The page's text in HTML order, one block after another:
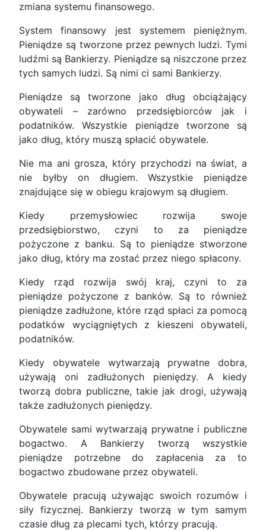
zmiana systemu finansowego.
System finansowy jest systemem pieniężnym.
Pieniądze są tworzone przez pewnych ludzi. Tymi
ludźmi są Bankierzy. Pieniądze są niszczone przez
tych samych ludzi. Są nimi ci sami Bankierzy.
Pieniądze są tworzone jako dług obciążający
obywateli – zarówno przedsiębiorców jak i
podatników. Wszystkie pieniądze tworzone są
jako dług, który muszą spłacić obywatele.
Nie ma ani grosza, który przychodzi na świat, a
nie byłby on długiem. Wszystkie pieniądze
znajdujące się w obiegu krajowym są długiem.
Kiedy przemysłowiec rozwija swoje
przedsiębiorstwo, czyni to za pieniądze
pożyczone z banku. Są to pieniądze stworzone
jako dług, który ma zostać przez niego spłacony.
Kiedy rząd rozwija swój kraj, czyni to za
pieniądze pożyczone z banków. Są to również
pieniądze zadłużone, które rząd spłaci za pomocą
podatków wyciągniętych z kieszeni obywateli,
podatników.
Kiedy obywatele wytwarzają prywatne dobra,
używają oni zadłużonych pieniędzy. A kiedy
tworzą dobra publiczne, takie jak drogi, używają
także zadłużonych pieniędzy.
Obywatele sami wytwarzają prywatne i publiczne
bogactwo. A Bankierzy tworzą wszystkie
pieniądze potrzebne do zapłacenia za to
bogactwo zbudowane przez obywateli.
Obywatele pracują używając swoich rozumów i
siły fizycznej. Bankierzy tworzą w tym samym
czasie dług za plecami tych, którzy pracują.